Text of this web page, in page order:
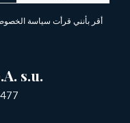
أقر بأنني قرأت سياسة
s.u.